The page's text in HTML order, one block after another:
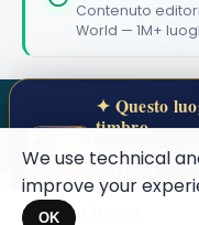
Contenuto
World — 1M+
SECRET WORLD
We use technical
improve your
OK
Secret World
✦ Questo
timbro
Colleziona i